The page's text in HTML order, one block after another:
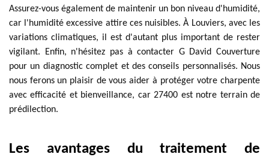
Assurez-vous également de maintenir un bon niveau d'humidité,
car l'humidité excessive attire ces nuisibles. À Louviers, avec les
variations climatiques, il est d'autant plus important de rester
vigilant. Enfin, n'hésitez pas à contacter G David Couverture
pour un diagnostic complet et des conseils personnalisés. Nous
nous ferons un plaisir de vous aider à protéger votre charpente
avec efficacité et bienveillance, car 27400 est notre terrain de
prédilection.
Les avantages du traitement de